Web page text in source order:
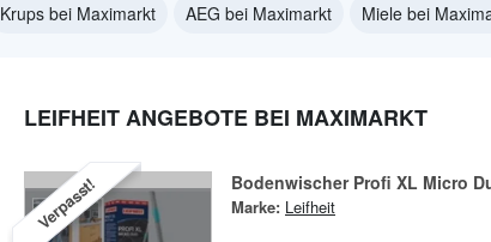
Krups bei Maximarkt
AEG bei Maximarkt Miele bei
LEIFHEIT ANGEBOTE BEI MAXIMARKT
Verpasst! Bodenwischer Profi XL Micro
Marke: Leifheit